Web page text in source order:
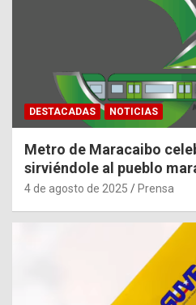
DESTACADAS NOTICIAS
Metro de Maracaibo
sirviéndole al pueblo
4 de agosto de 2025 Prensa